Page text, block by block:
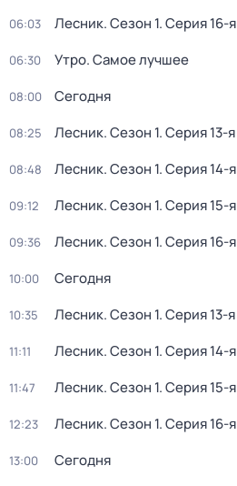
06:03 Лесник. Сезон 1. Серия 16-я
06:30 Утро. Самое лучшее
08:00 Сегодня
08:25 Лесник. Сезон 1. Серия 13-я
08:48 Лесник. Сезон 1. Серия 14-я
09:12 Лесник. Сезон 1. Серия 15-я
09:36 Лесник. Сезон 1. Серия 16-я
10:00 Сегодня
10:35 Лесник. Сезон 1. Серия 13-я
11:11 Лесник. Сезон 1. Серия 14-я
11:47 Лесник. Сезон 1. Серия 15-я
12:23 Лесник. Сезон 1. Серия 16-я
13:00 Сегодня